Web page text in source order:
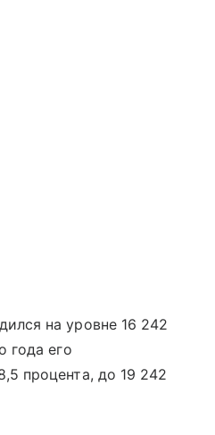
на уровне 16 242
года его
процента, до 19 242